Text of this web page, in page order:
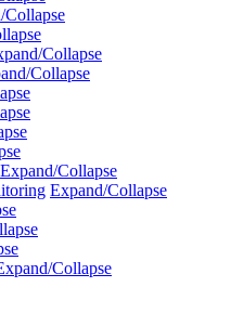
Collapse
Collapse
Collapse
Expand/Collapse
Expand/Collapse
Collapse